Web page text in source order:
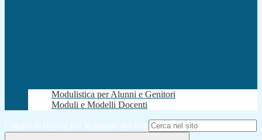
Modulistica per Alunni e Genitori
Moduli e Modelli Docenti
Campo di ricerca per le pagine del sito